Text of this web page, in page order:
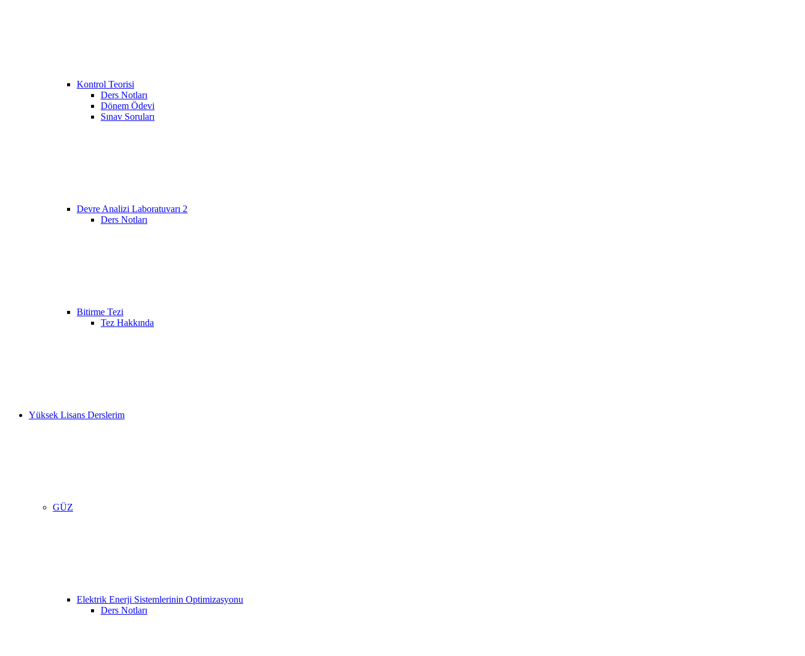
Kontrol Teorisi
Ders Notları
Dönem Ödevi
Sınav Soruları
Devre Analizi Laboratuvarı 2
Ders Notları
Bitirme Tezi
Tez Hakkında
Yüksek Lisans Derslerim
GÜZ
Elektrik Enerji Sistemlerinin Optimizasyonu
Ders Notları